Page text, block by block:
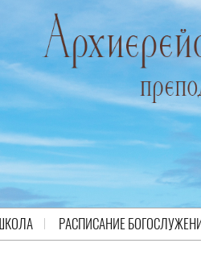
РАСПИСАНИЕ